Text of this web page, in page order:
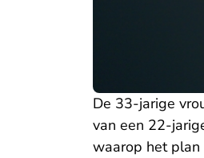
De 33-jarige
van een 22-
waarop het plan